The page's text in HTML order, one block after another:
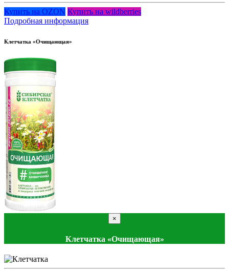
Купить на OZON Купить на wildberries
Подробная информация
Клетчатка «Очищающая»
×
Клетчатка «Очищающая»